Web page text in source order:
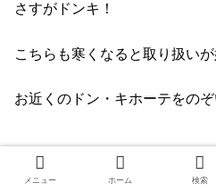
さすがドンキ！
こちらも寒くなると取り扱いが
お近くのドン・キホーテをのぞ
ビックカメラ・ヨドバシ
メニュー ホーム 検索